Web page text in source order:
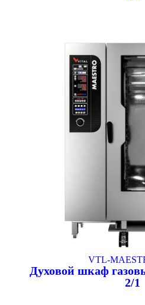
VTL-
Духовой шкаф
2/1